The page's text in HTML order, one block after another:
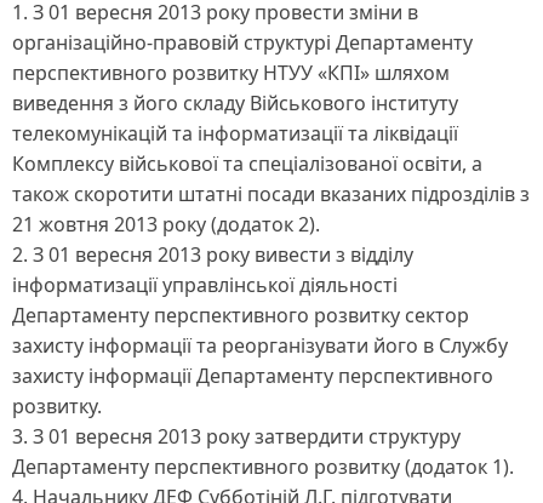
1. З 01 вересня 2013 року провести зміни в
організаційно-правовій структурі Департаменту
перспективного розвитку НТУУ «КПІ» шляхом
виведення з його складу Військового інституту
телекомунікацій та інформатизації та ліквідації
Комплексу військової та спеціалізованої освіти, а
також скоротити штатні посади вказаних підрозділів з
21 жовтня 2013 року (додаток 2).
2. З 01 вересня 2013 року вивести з відділу
інформатизації управлінської діяльності
Департаменту перспективного розвитку сектор
захисту інформації та реорганізувати його в Службу
захисту інформації Департаменту перспективного
розвитку.
3. З 01 вересня 2013 року затвердити структуру
Департаменту перспективного розвитку (додаток 1).
4. Начальнику ДЕФ Субботіній Л.Г. підготувати